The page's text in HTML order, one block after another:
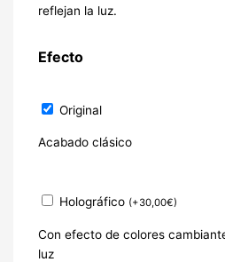
reflejan la luz.
Efecto
Original
Acabado clásico
Holográfico (+30,00€)
Con efecto de colores
luz